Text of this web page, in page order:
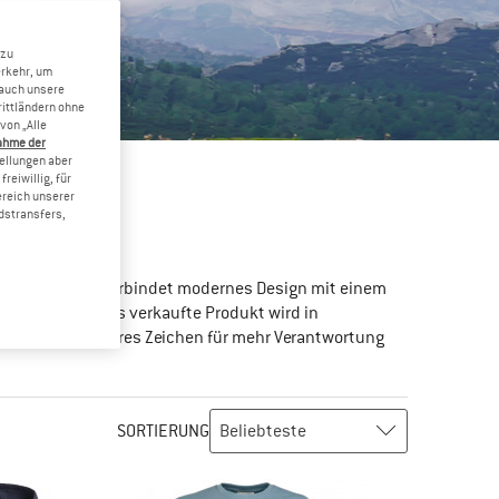
Kleidung verbindet modernes Design mit einem
Für jedes verkaufte Produkt wird in
Du ein sichtbares Zeichen für mehr Verantwortung
SORTIERUNG
um
unsere
ohne
„Alle
der
aber
freiwillig, für
unserer